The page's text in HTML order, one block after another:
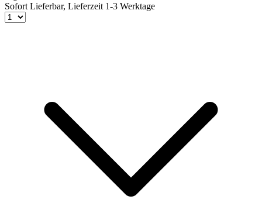
Sofort Lieferbar, Lieferzeit 1-3 Werktage